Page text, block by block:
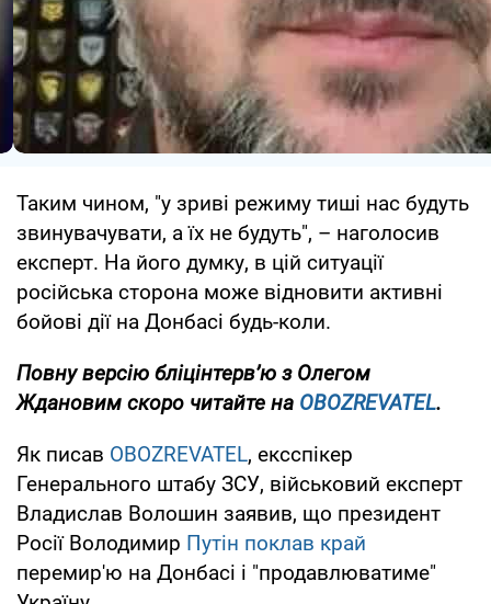
Таким чином, "у зриві режиму тиші нас будуть
звинувачувати, а їх не будуть", – наголосив
експерт. На його думку, в цій ситуації
російська сторона може відновити активні
бойові дії на Донбасі будь-коли.
Повну версію бліцінтерв’ю з Олегом
Ждановим скоро читайте на OBOZREVATEL.
Як писав OBOZREVATEL, ексспікер
Генерального штабу ЗСУ, військовий експерт
Владислав Волошин заявив, що президент
Росії Володимир Путін поклав край
перемир'ю на Донбасі і "продавлюватиме"